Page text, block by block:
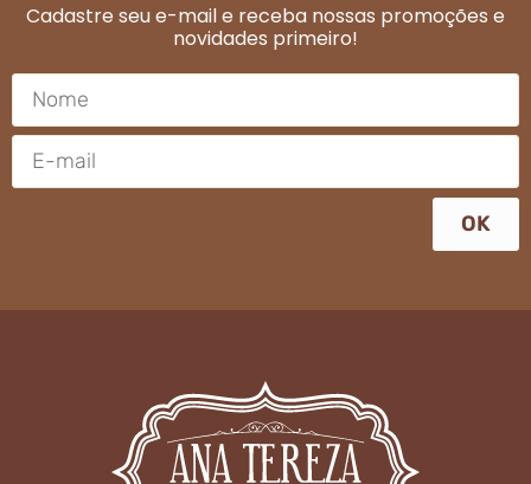
Cadastre seu e-mail e receba nossas promoções e
novidades primeiro!
OK